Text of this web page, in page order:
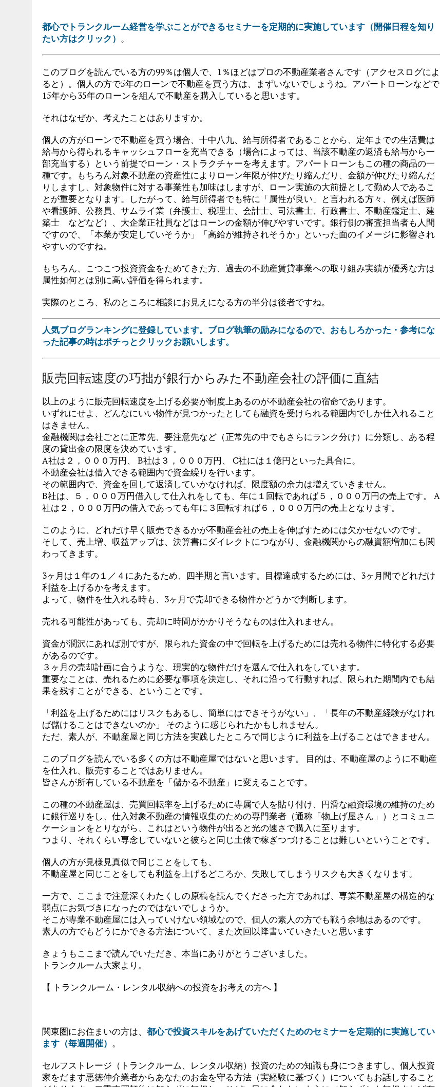
都心でトランクルーム経営を学ぶことができるセミナーを定期的に実施しています（開催日程を知り
たい方はクリック） 。
このブログを読んでいる方の99％は個人で、1％ほどはプロの不動産業者さんです（アクセスログによ
ると）。個人の方で5年のローンで不動産を買う方は、まずいないでしょうね。アパートローンなどで
15年から35年のローンを組んで不動産を購入していると思います。
それはなぜか、考えたことはありますか。
個人の方がローンで不動産を買う場合、十中八九、給与所得者であることから、定年までの生活費は
給与から得られるキャッシュフローを充当できる（場合によっては、当該不動産の返済も給与から一
部充当する）という前提でローン・ストラクチャーを考えます。アパートローンもこの種の商品の一
種です。もちろん対象不動産の資産性によりローン年限が伸びたり縮んだり、金額が伸びたり縮んだ
りしますし、対象物件に対する事業性も加味はしますが、ローン実施の大前提として勤め人であるこ
とが重要となります。したがって、給与所得者でも特に「属性が良い」と言われる方々、例えば医師
や看護師、公務員、サムライ業（弁護士、税理士、会計士、司法書士、行政書士、不動産鑑定士、建
築士 などなど）、大企業正社員などはローンの金額が伸びやすいです。銀行側の審査担当者も人間
ですので、「本業が安定していそうか」「高給が維持されそうか」といった面のイメージに影響され
やすいのですね。
もちろん、こつこつ投資資金をためてきた方、過去の不動産賃貸事業への取り組み実績が優秀な方は
属性如何とは別に高い評価を得られます。
実際のところ、私のところに相談にお見えになる方の半分は後者ですね。
人気ブログランキングに登録しています。ブログ執筆の励みになるので、おもしろかった・参考にな
った記事の時はポチっとクリックお願いします。
販売回転速度の巧拙が銀行からみた不動産会社の評価に直結
以上のように販売回転速度を上げる必要が制度上あるのが不動産会社の宿命であります。
いずれにせよ、どんなにいい物件が見つかったとしても融資を受けられる範囲内でしか仕入れること
はきません。
金融機関は会社ごとに正常先、要注意先など（正常先の中でもさらにランク分け）に分類し、ある程
度の貸出金の限度を決めています。
A社は２，０００万円、 B社は３，０００万円、 C社には１億円といった具合に。
不動産会社は借入できる範囲内で資金繰りを行います。
その範囲内で、資金を回して返済していかなければ、限度額の余力は増えていきません。
B社は、５，０００万円借入して仕入れをしても、年に１回転であれば５，０００万円の売上です。 A
社は２，０００万円の借入であっても年に３回転すれば６，０００万円の売上となります。
このように、どれだけ早く販売できるかが不動産会社の売上を伸ばすためには欠かせないのです。
そして、売上増、収益アップは、決算書にダイレクトにつながり、金融機関からの融資額増加にも関
わってきます。
3ヶ月は１年の１／４にあたるため、四半期と言います。目標達成するためには、3ヶ月間でどれだけ
利益を上げるかを考えます。
よって、物件を仕入れる時も、3ヶ月で売却できる物件かどうかで判断します。
売れる可能性があっても、売却に時間がかかりそうなものは仕入れません。
資金が潤沢にあれば別ですが、限られた資金の中で回転を上げるためには売れる物件に特化する必要
があるのです。
３ヶ月の売却計画に合うような、現実的な物件だけを選んで仕入れをしています。
重要なことは、売れるために必要な事項を決定し、それに沿って行動すれば、限られた期間内でも結
果を残すことができる、ということです。
「利益を上げるためにはリスクもあるし、簡単にはできそうがない」、「長年の不動産経験がなけれ
ば儲けることはできないのか」 そのように感じられたかもしれません。
ただ、素人が、不動産屋と同じ方法を実践したところで同じように利益を上げることはできません。
このブログを読んでいる多くの方は不動産屋ではないと思います。 目的は、不動産屋のように不動産
を仕入れ、販売することではありません。
皆さんが所有している不動産を「儲かる不動産」に変えることです。
この種の不動産屋は、売買回転率を上げるために専属で人を貼り付け、円滑な融資環境の維持のため
に銀行巡りをし、仕入対象不動産の情報収集のための専門業者（通称「物上げ屋さん」）とコミュニ
ケーションをとりながら、これはという物件が出ると光の速さで購入に至ります。
つまり、それくらい専念していないと彼らと同じ土俵で稼ぎつづけることは難しいということです。
個人の方が見様見真似で同じことをしても、
不動産屋と同じことをしても利益を上げるどころか、失敗してしまうリスクも大きくなります。
一方で、ここまで注意深くわたくしの原稿を読んでくださった方であれば、専業不動産屋の構造的な
弱点にお気づきになったのではないでしょうか。
そこが専業不動産屋には入っていけない領域なので、個人の素人の方でも戦う余地はあるのです。
素人の方でもどうにかできる方法について、また次回以降書いていきたいと思います
きょうもここまで読んでいただき、本当にありがとうございました。
トランクルーム大家より。
【 トランクルーム・レンタル収納への投資をお考えの方へ 】
関東圏にお住まいの方は、 都心で投資スキルをあげていただくためのセミナーを定期的に実施してい
ます（毎週開催） 。
セルフストレージ（トランクルーム、レンタル収納）投資のための知識も身につきますし、個人投資
家をだます悪徳仲介業者からあなたのお金を守る方法（実経験に基づく）についてもお話しすること